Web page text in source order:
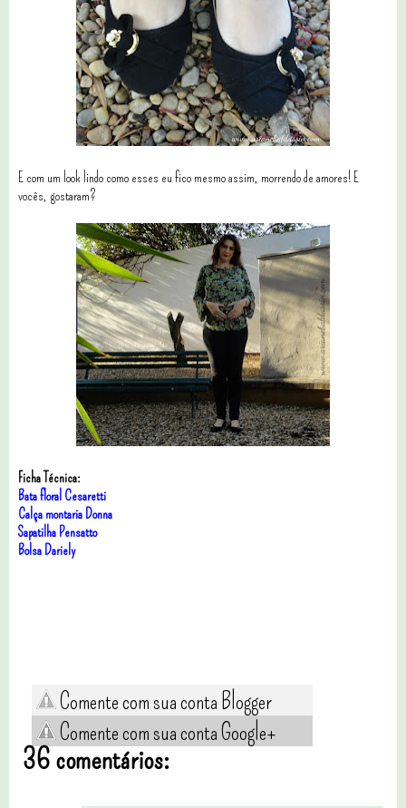
E com um look lindo como esses eu fico mesmo assim, morrendo de amores! E
vocês, gostaram?
Ficha Técnica:
Bata floral Cesaretti
Calça montaria Donna
Sapatilha Pensatto
Bolsa Dariely
Comente com sua conta Blogger
Comente com sua conta Google+
36 comentários: